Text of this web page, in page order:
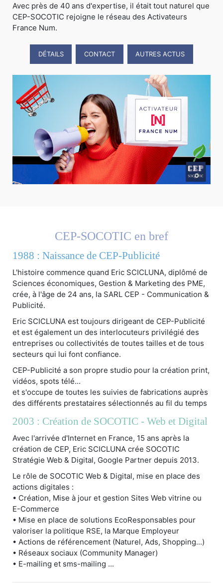
Avec près de 40 ans d'expertise, il était tout naturel que
CEP-SOCOTIC rejoigne le réseau des Activateurs
France Num.
DÉTAILS CONTACT AUTRES ACTUS
CEP-SOCOTIC en bref
1988 : Naissance de CEP-Publicité
L'histoire commence quand Eric SCICLUNA, diplômé de
Sciences économiques, Gestion & Marketing des PME,
crée, à l'âge de 24 ans, la SARL CEP - Communication &
Publicité.
Eric SCICLUNA est toujours dirigeant de CEP-Publicité
et est également un des interlocuteurs privilégié des
entreprises ou collectivités de toutes tailles et de tous
secteurs qui lui font confiance.
CEP-Publicité a son propre studio pour la création print,
vidéos, spots télé...
et s'occupe de toutes les suivies de fabrications auprès
des différents prestataires sélectionnés au fil du temps
2003 : Création de SOCOTIC - Web et Digital
Avec l'arrivée d'Internet en France, 15 ans après la
création de CEP, Eric SCICLUNA crée SOCOTIC
Stratégie Web & Digital, Google Partner depuis 2013.
Le rôle de SOCOTIC Web & Digital, mise en place des
actions digitales :
• Création, Mise à jour et gestion Sites Web vitrine ou
E-Commerce
• Mise en place de solutions EcoResponsables pour
valoriser la politique RSE, la Marque Employeur
• Actions de référencement (Naturel, Ads, Shopping...)
• Réseaux sociaux (Community Manager)
• E-mailing et sms-mailing ...